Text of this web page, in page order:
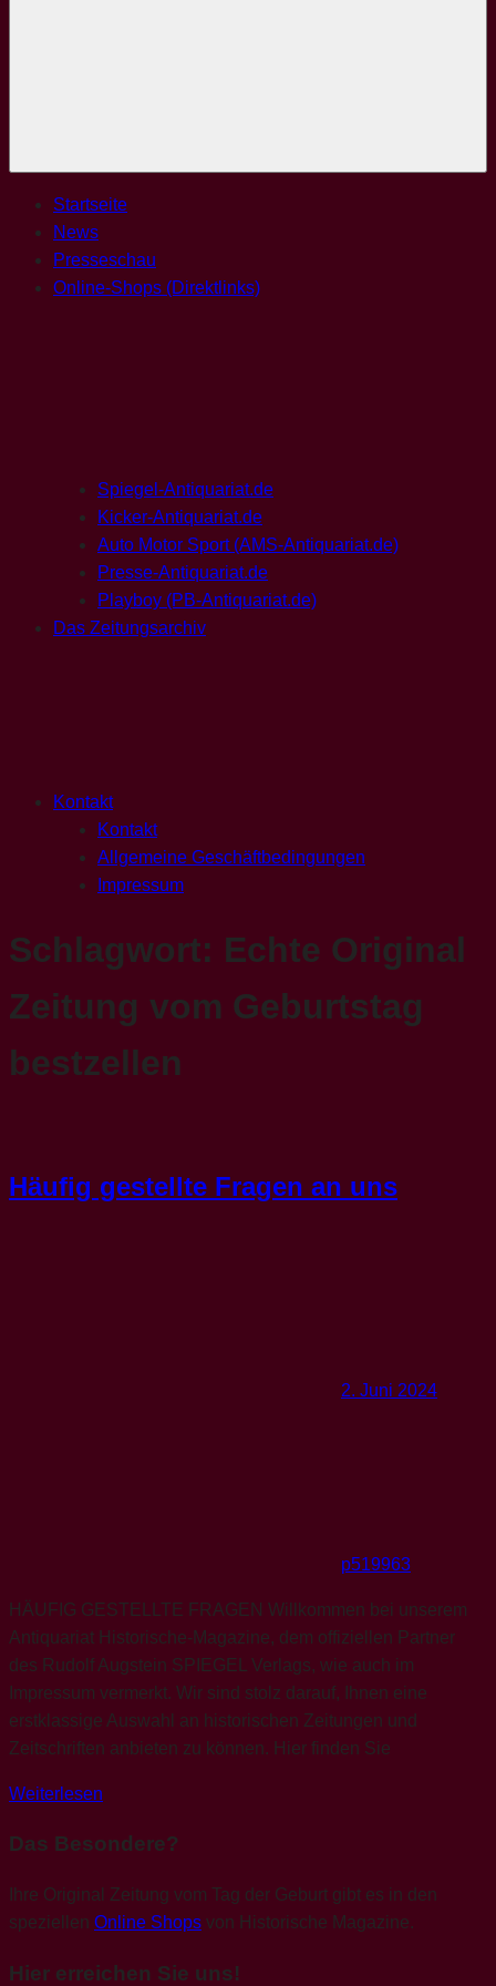
Startseite
News
Presseschau
Online-Shops (Direktlinks)
Spiegel-Antiquariat.de
Kicker-Antiquariat.de
Auto Motor Sport (AMS-Antiquariat.de)
Presse-Antiquariat.de
Playboy (PB-Antiquariat.de)
Das Zeitungsarchiv
Kontakt
Kontakt
Allgemeine Geschäftbedingungen
Impressum
Schlagwort: Echte Original
Zeitung vom Geburtstag
bestzellen
Häufig gestellte Fragen an uns
2. Juni 2024
p519963
HÄUFIG GESTELLTE FRAGEN Willkommen bei unserem
Antiquariat Historische-Magazine, dem offiziellen Partner
des Rudolf Augstein SPIEGEL Verlags, wie auch im
Impressum vermerkt. Wir sind stolz darauf, Ihnen eine
erstklassige Auswahl an historischen Zeitungen und
Zeitschriften anbieten zu können. Hier finden Sie
Weiterlesen
Das Besondere?
Ihre Original Zeitung vom Tag der Geburt gibt es in den
speziellen Online Shops von Historische Magazine.
Hier erreichen Sie uns!